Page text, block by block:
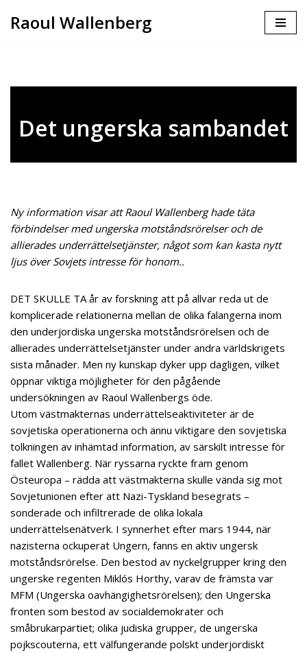
Raoul Wallenberg
Det ungerska sambandet
Ny information visar att Raoul Wallenberg hade täta
förbindelser med ungerska motståndsrörelser och de
allierades underrättelsetjänster, något som kan kasta nytt
ljus över Sovjets intresse för honom..
DET SKULLE TA år av forskning att på allvar reda ut de
komplicerade relationerna mellan de olika falangerna inom
den underjordiska ungerska motståndsrörelsen och de
allierades underrättelsetjänster under andra världskrigets
sista månader. Men ny kunskap dyker upp dagligen, vilket
öppnar viktiga möjligheter för den pågående
undersökningen av Raoul Wallenbergs öde.
Utom västmakternas underrättelseaktiviteter är de
sovjetiska operationerna och ännu viktigare den sovjetiska
tolkningen av inhämtad information, av särskilt intresse för
fallet Wallenberg. När ryssarna ryckte fram genom
Östeuropa – rädda att västmakterna skulle vända sig mot
Sovjetunionen efter att Nazi-Tyskland besegrats –
sonderade och infiltrerade de olika lokala
underrättelsenätverk. I synnerhet efter mars 1944, när
nazisterna ockuperat Ungern, fanns en aktiv ungersk
motståndsrörelse. Den bestod av nyckelgrupper kring den
ungerske regenten Miklós Horthy, varav de främsta var
MFM (Ungerska oavhängighetsrörelsen); den Ungerska
fronten som bestod av socialdemokrater och
småbrukarpartiet; olika judiska grupper, de ungerska
pojkscouterna, ett välfungerande polskt underjordiskt